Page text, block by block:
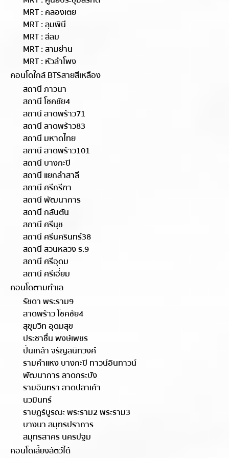
MRT : คลองเตย
MRT : ลุมพินี
MRT : สีลม
MRT : สามย่าน
MRT : หัวลำโพง
คอนโดใกล้ BTSสายสีเหลือง
สถานี ภาวนา
สถานี โชคชัย4
สถานี ลาดพร้าว71
สถานี ลาดพร้าว83
สถานี มหาดไทย
สถานี ลาดพร้าว101
สถานี บางกะปิ
สถานี แยกลำสาลี
สถานี ศรีกรีฑา
สถานี พัฒนาการ
สถานี กลันตัน
สถานี ศรีนุช
สถานี ศรีนครินทร์38
สถานี สวนหลวง ร.9
สถานี ศรีอุดม
สถานี ศรีเอี่ยม
คอนโดตามทำเล
รัชดา พระราม9
ลาดพร้าว โชคชัย4
สุขุมวิท อุดมสุข
ประชาชื่น พงษ์เพชร
ปิ่นเกล้า จรัญสนิทวงศ์
รามคำแหง บางกะปิ ทาวน์อินทาวน์
พัฒนาการ ลาดกระบัง
รามอินทรา ลาดปลาเค้า
นวมินทร์
ราษฎร์บูรณะ พระราม2 พระราม3
บางนา สมุทรปราการ
สมุทรสาคร นครปฐม
คอนโดเลี้ยงสัตว์ได้